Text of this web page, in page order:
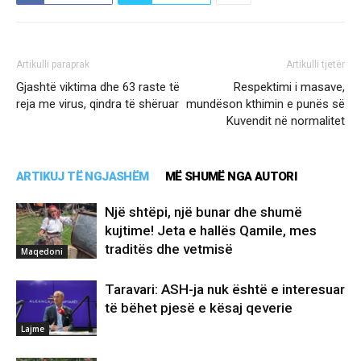
Artikulli paraprak
Gjashtë viktima dhe 63 raste të
reja me virus, qindra të shëruar
Artikulli tjetër
Respektimi i masave,
mundëson kthimin e punës së
Kuvendit në normalitet
ARTIKUJ TË NGJASHËM MË SHUMË NGA AUTORI
Maqedoni
Një shtëpi, një bunar dhe shumë
kujtime! Jeta e hallës Qamile, mes
traditës dhe vetmisë
Lajme
Taravari: ASH-ja nuk është e interesuar
të bëhet pjesë e kësaj qeverie